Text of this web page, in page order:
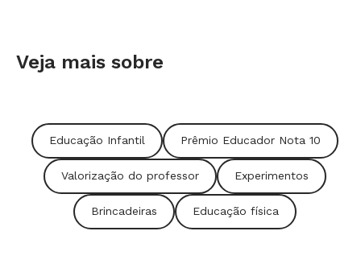
Veja mais sobre
Educação Infantil Prêmio Educador Nota 10
Valorização do professor Experimentos
Brincadeiras Educação física